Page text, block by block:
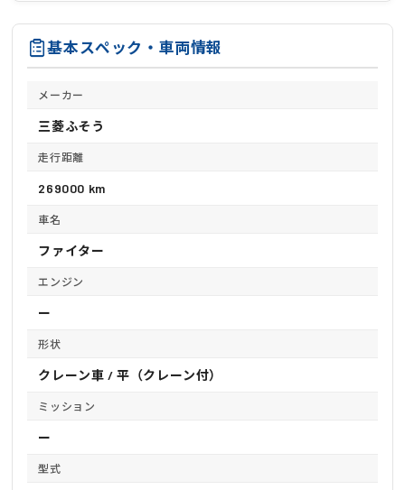
基本スペック・車両情報
メーカー
三菱ふそう
走行距離
269000 km
車名
ファイター
エンジン
ー
形状
クレーン車 / 平（クレーン付）
ミッション
ー
型式